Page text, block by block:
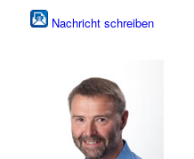
Nachricht schreiben